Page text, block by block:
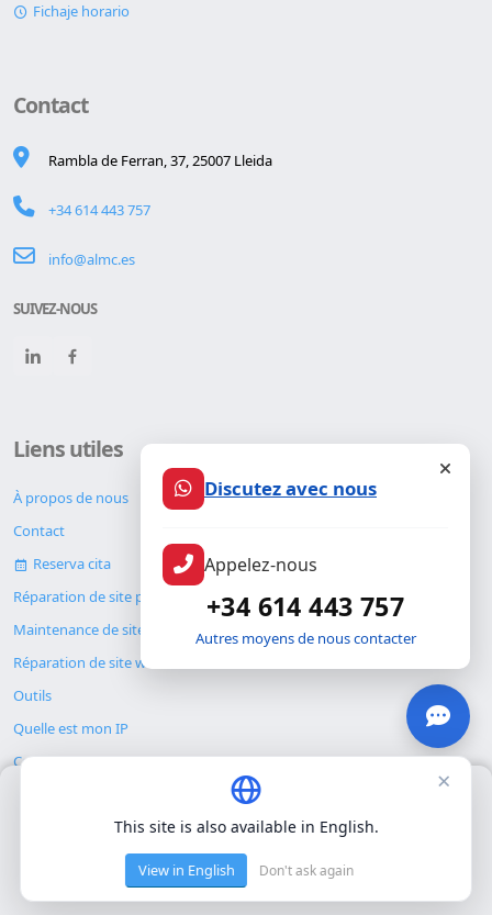
Fichaje horario
Contact
Rambla de Ferran, 37, 25007 Lleida
+34 614 443 757
info@almc.es
SUIVEZ-NOUS
Liens utiles
À propos de nous
Contact
Reserva cita
Réparation de site piraté
Maintenance de site web
Réparation de site web
Outils
Quelle est mon IP
Compresser des images
Nous utilisons uniquement nos propres cookies pour le
Politique de confidentialité.
Accepter
Discutez avec nous
Appelez-nous
+34 614 443 757
Autres moyens de nous contacter
×
This site is also available in English.
View in English Don't ask again